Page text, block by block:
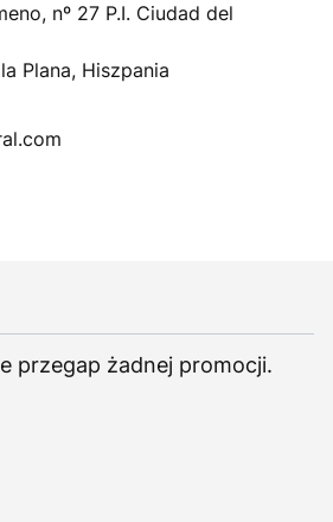
nº 27 P.I. Ciudad del
Plana, Hiszpania
przegap żadnej promocji.